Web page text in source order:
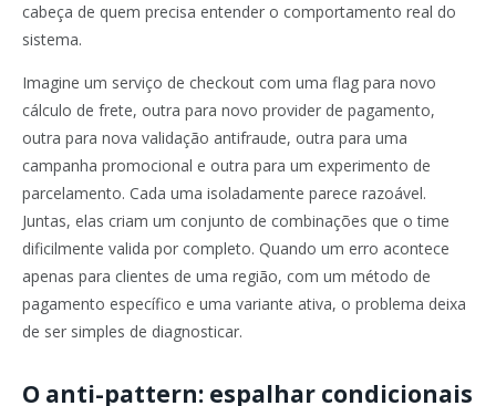
cabeça de quem precisa entender o comportamento real do
sistema.
Imagine um serviço de checkout com uma flag para novo
cálculo de frete, outra para novo provider de pagamento,
outra para nova validação antifraude, outra para uma
campanha promocional e outra para um experimento de
parcelamento. Cada uma isoladamente parece razoável.
Juntas, elas criam um conjunto de combinações que o time
dificilmente valida por completo. Quando um erro acontece
apenas para clientes de uma região, com um método de
pagamento específico e uma variante ativa, o problema deixa
de ser simples de diagnosticar.
O anti-pattern: espalhar condicionais